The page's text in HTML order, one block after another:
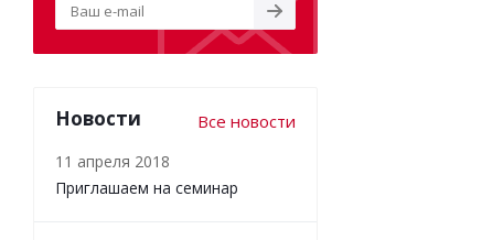
Новости Все новости
11 апреля 2018
Приглашаем на семинар